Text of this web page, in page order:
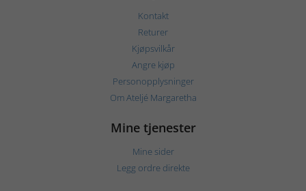
Kontakt
Returer
Kjøpsvilkår
Angre kjøp
Personopplysninger
Om Ateljé Margaretha
Mine tjenester
Mine sider
Legg ordre direkte